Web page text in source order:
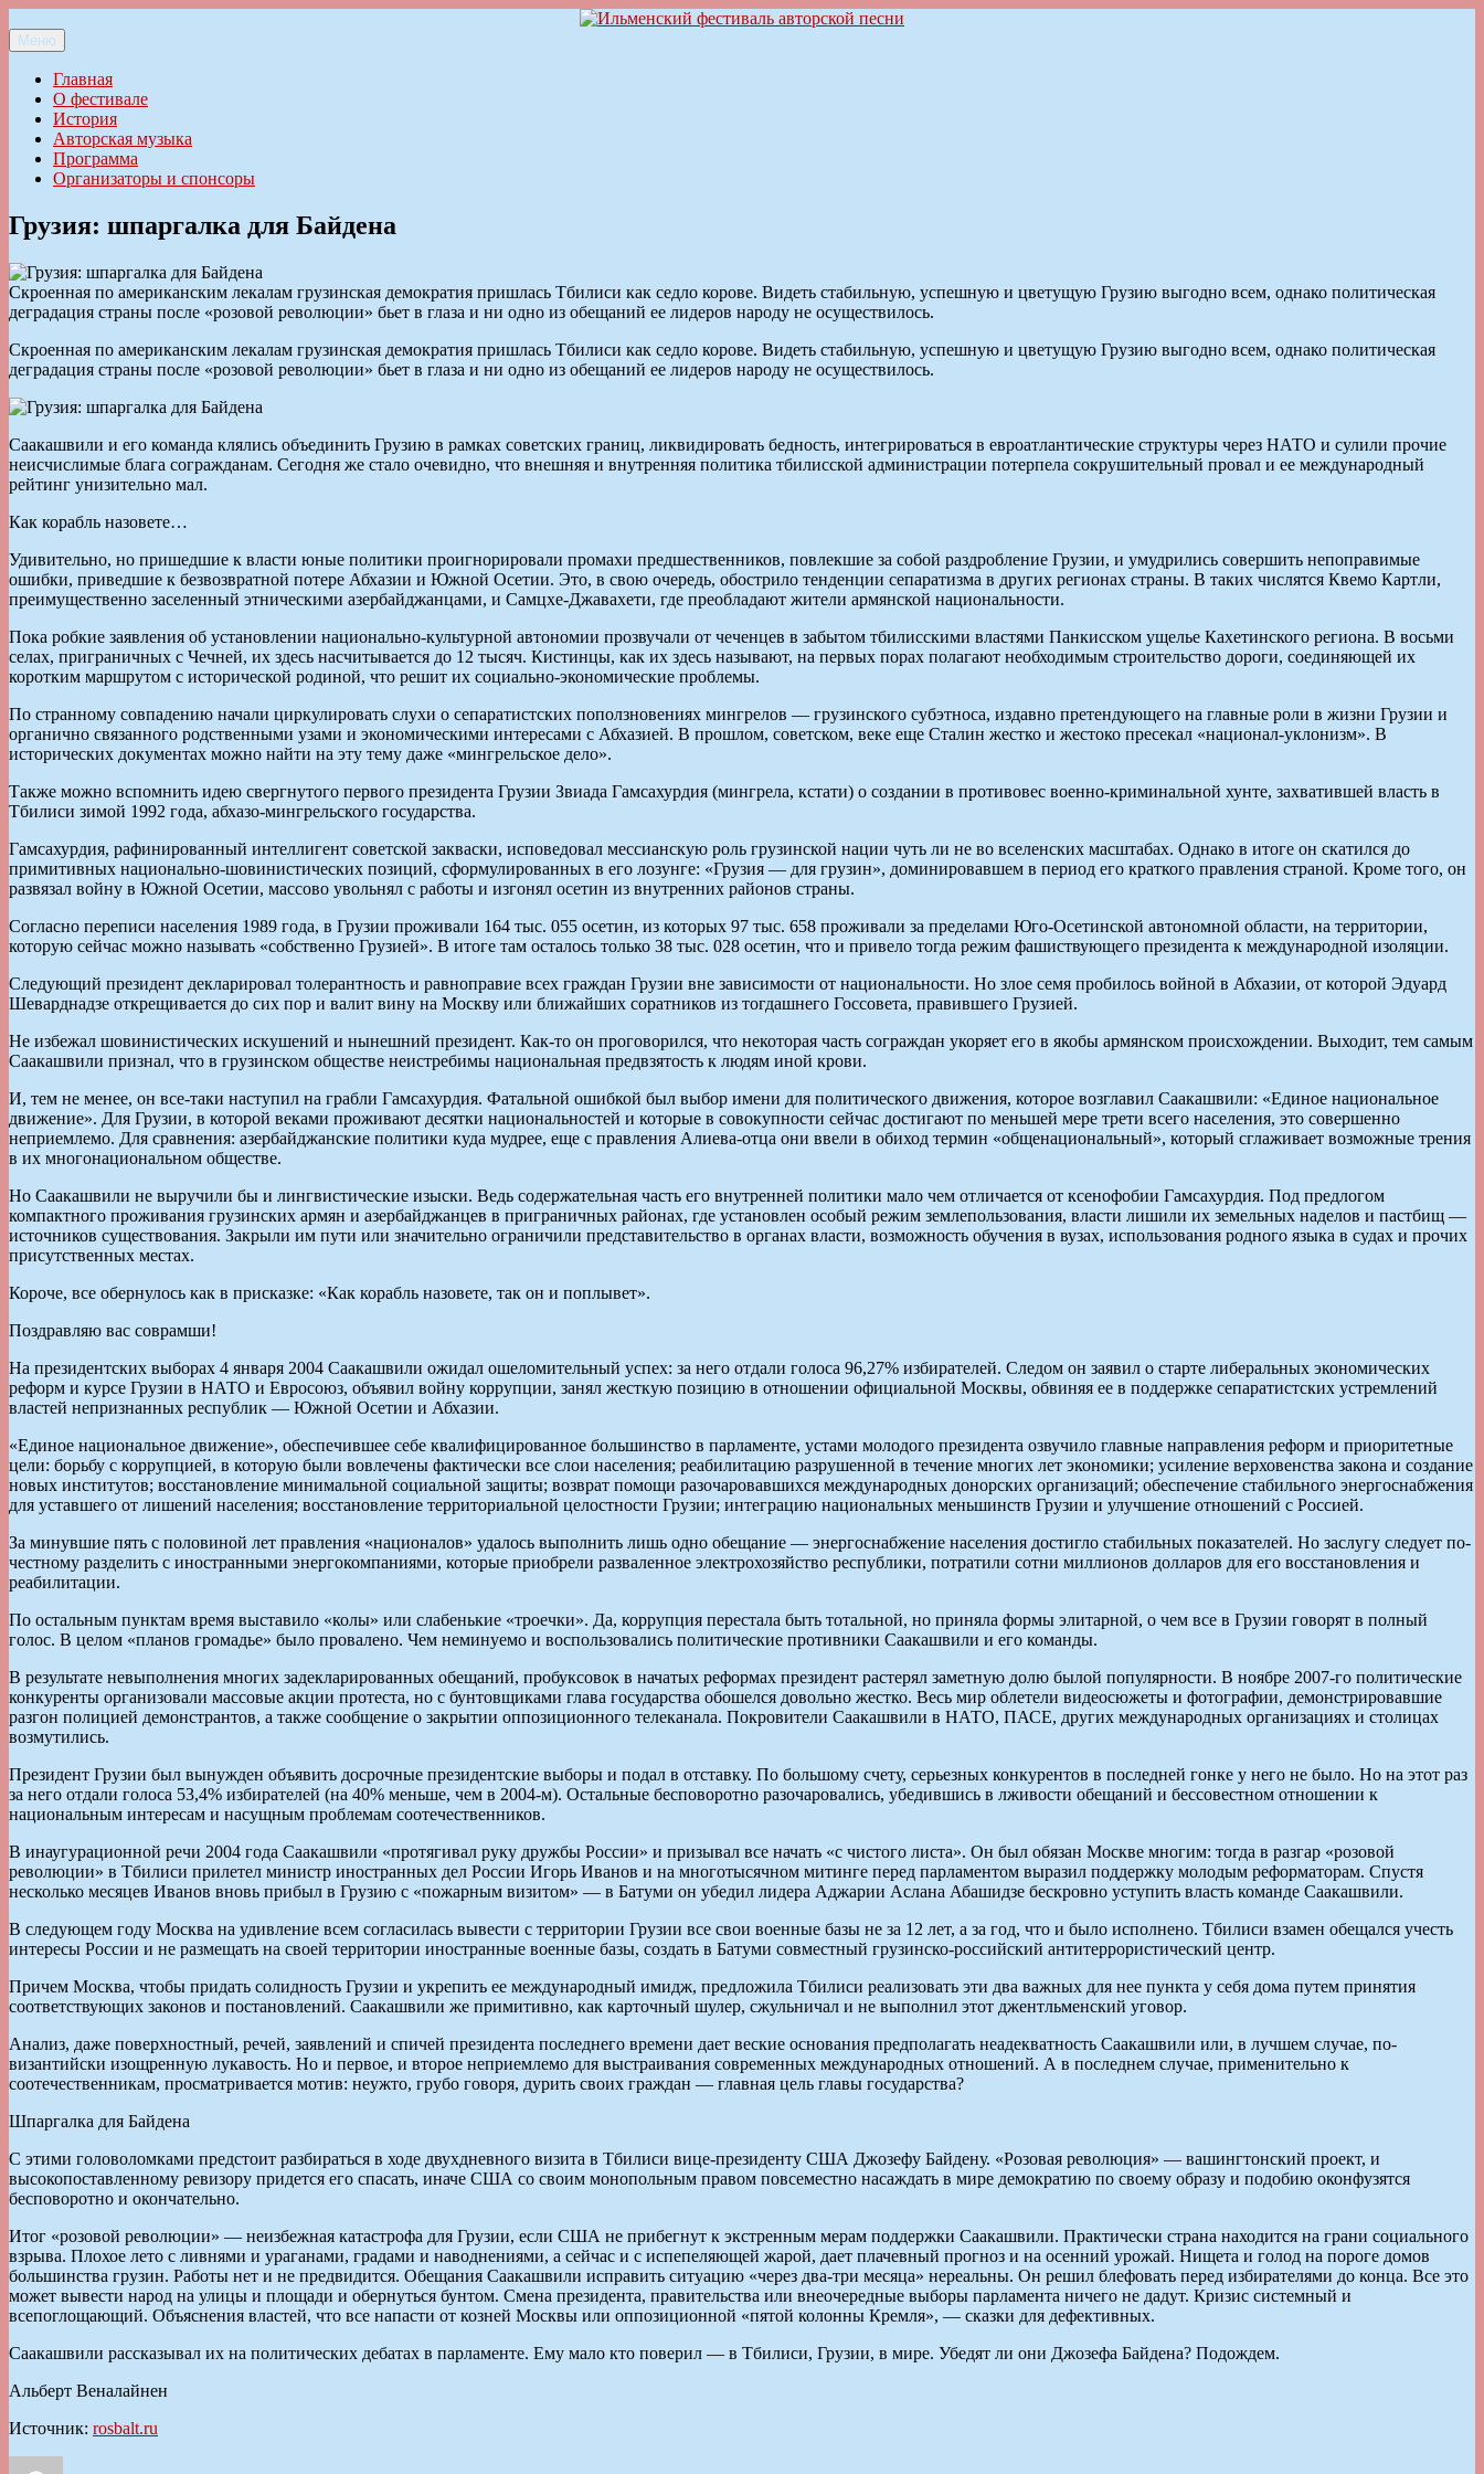
к
содержимому
Ильменский фестиваль авторской песни
Меню
Главная
О фестивале
История
Авторская музыка
Программа
Организаторы и спонсоры
Грузия: шпаргалка для Байдена
Скроенная по американским лекалам грузинская демократия пришлась Тбилиси как седло корове. Видеть стабильную, успешную и цветущую Грузию выгодно всем, однако политическая
деградация страны после «розовой революции» бьет в глаза и ни одно из обещаний ее лидеров народу не осуществилось.
Скроенная по американским лекалам грузинская демократия пришлась Тбилиси как седло корове. Видеть стабильную, успешную и цветущую Грузию выгодно всем, однако политическая
деградация страны после «розовой революции» бьет в глаза и ни одно из обещаний ее лидеров народу не осуществилось.
Саакашвили и его команда клялись объединить Грузию в рамках советских границ, ликвидировать бедность, интегрироваться в евроатлантические структуры через НАТО и сулили прочие
неисчислимые блага согражданам. Сегодня же стало очевидно, что внешняя и внутренняя политика тбилисской администрации потерпела сокрушительный провал и ее международный
рейтинг унизительно мал.
Как корабль назовете…
Удивительно, но пришедшие к власти юные политики проигнорировали промахи предшественников, повлекшие за собой раздробление Грузии, и умудрились совершить непоправимые
ошибки, приведшие к безвозвратной потере Абхазии и Южной Осетии. Это, в свою очередь, обострило тенденции сепаратизма в других регионах страны. В таких числятся Квемо Картли,
преимущественно заселенный этническими азербайджанцами, и Самцхе-Джавахети, где преобладают жители армянской национальности.
Пока робкие заявления об установлении национально-культурной автономии прозвучали от чеченцев в забытом тбилисскими властями Панкисском ущелье Кахетинского региона. В восьми
селах, приграничных с Чечней, их здесь насчитывается до 12 тысяч. Кистинцы, как их здесь называют, на первых порах полагают необходимым строительство дороги, соединяющей их
коротким маршрутом с исторической родиной, что решит их социально-экономические проблемы.
По странному совпадению начали циркулировать слухи о сепаратистских поползновениях мингрелов — грузинского субэтноса, издавно претендующего на главные роли в жизни Грузии и
органично связанного родственными узами и экономическими интересами с Абхазией. В прошлом, советском, веке еще Сталин жестко и жестоко пресекал «национал-уклонизм». В
исторических документах можно найти на эту тему даже «мингрельское дело».
Также можно вспомнить идею свергнутого первого президента Грузии Звиада Гамсахурдия (мингрела, кстати) о создании в противовес военно-криминальной хунте, захватившей власть в
Тбилиси зимой 1992 года, абхазо-мингрельского государства.
Гамсахурдия, рафинированный интеллигент советской закваски, исповедовал мессианскую роль грузинской нации чуть ли не во вселенских масштабах. Однако в итоге он скатился до
примитивных национально-шовинистических позиций, сформулированных в его лозунге: «Грузия — для грузин», доминировавшем в период его краткого правления страной. Кроме того, он
развязал войну в Южной Осетии, массово увольнял с работы и изгонял осетин из внутренних районов страны.
Согласно переписи населения 1989 года, в Грузии проживали 164 тыс. 055 осетин, из которых 97 тыс. 658 проживали за пределами Юго-Осетинской автономной области, на территории,
которую сейчас можно называть «собственно Грузией». В итоге там осталось только 38 тыс. 028 осетин, что и привело тогда режим фашиствующего президента к международной изоляции.
Следующий президент декларировал толерантность и равноправие всех граждан Грузии вне зависимости от национальности. Но злое семя пробилось войной в Абхазии, от которой Эдуард
Шеварднадзе открещивается до сих пор и валит вину на Москву или ближайших соратников из тогдашнего Госсовета, правившего Грузией.
Не избежал шовинистических искушений и нынешний президент. Как-то он проговорился, что некоторая часть сограждан укоряет его в якобы армянском происхождении. Выходит, тем самым
Саакашвили признал, что в грузинском обществе неистребимы национальная предвзятость к людям иной крови.
И, тем не менее, он все-таки наступил на грабли Гамсахурдия. Фатальной ошибкой был выбор имени для политического движения, которое возглавил Саакашвили: «Единое национальное
движение». Для Грузии, в которой веками проживают десятки национальностей и которые в совокупности сейчас достигают по меньшей мере трети всего населения, это совершенно
неприемлемо. Для сравнения: азербайджанские политики куда мудрее, еще с правления Алиева-отца они ввели в обиход термин «общенациональный», который сглаживает возможные трения
в их многонациональном обществе.
Но Саакашвили не выручили бы и лингвистические изыски. Ведь содержательная часть его внутренней политики мало чем отличается от ксенофобии Гамсахурдия. Под предлогом
компактного проживания грузинских армян и азербайджанцев в приграничных районах, где установлен особый режим землепользования, власти лишили их земельных наделов и пастбищ —
источников существования. Закрыли им пути или значительно ограничили представительство в органах власти, возможность обучения в вузах, использования родного языка в судах и прочих
присутственных местах.
Короче, все обернулось как в присказке: «Как корабль назовете, так он и поплывет».
Поздравляю вас соврамши!
На президентских выборах 4 января 2004 Саакашвили ожидал ошеломительный успех: за него отдали голоса 96,27% избирателей. Следом он заявил о старте либеральных экономических
реформ и курсе Грузии в НАТО и Евросоюз, объявил войну коррупции, занял жесткую позицию в отношении официальной Москвы, обвиняя ее в поддержке сепаратистских устремлений
властей непризнанных республик — Южной Осетии и Абхазии.
«Единое национальное движение», обеспечившее себе квалифицированное большинство в парламенте, устами молодого президента озвучило главные направления реформ и приоритетные
цели: борьбу с коррупцией, в которую были вовлечены фактически все слои населения; реабилитацию разрушенной в течение многих лет экономики; усиление верховенства закона и создание
новых институтов; восстановление минимальной социальной защиты; возврат помощи разочаровавшихся международных донорских организаций; обеспечение стабильного энергоснабжения
для уставшего от лишений населения; восстановление территориальной целостности Грузии; интеграцию национальных меньшинств Грузии и улучшение отношений с Россией.
За минувшие пять с половиной лет правления «националов» удалось выполнить лишь одно обещание — энергоснабжение населения достигло стабильных показателей. Но заслугу следует по-
честному разделить с иностранными энергокомпаниями, которые приобрели разваленное электрохозяйство республики, потратили сотни миллионов долларов для его восстановления и
реабилитации.
По остальным пунктам время выставило «колы» или слабенькие «троечки». Да, коррупция перестала быть тотальной, но приняла формы элитарной, о чем все в Грузии говорят в полный
голос. В целом «планов громадье» было провалено. Чем неминуемо и воспользовались политические противники Саакашвили и его команды.
В результате невыполнения многих задекларированных обещаний, пробуксовок в начатых реформах президент растерял заметную долю былой популярности. В ноябре 2007-го политические
конкуренты организовали массовые акции протеста, но с бунтовщиками глава государства обошелся довольно жестко. Весь мир облетели видеосюжеты и фотографии, демонстрировавшие
разгон полицией демонстрантов, а также сообщение о закрытии оппозиционного телеканала. Покровители Саакашвили в НАТО, ПАСЕ, других международных организациях и столицах
возмутились.
Президент Грузии был вынужден объявить досрочные президентские выборы и подал в отставку. По большому счету, серьезных конкурентов в последней гонке у него не было. Но на этот раз
за него отдали голоса 53,4% избирателей (на 40% меньше, чем в 2004-м). Остальные бесповоротно разочаровались, убедившись в лживости обещаний и бессовестном отношении к
национальным интересам и насущным проблемам соотечественников.
В инаугурационной речи 2004 года Саакашвили «протягивал руку дружбы России» и призывал все начать «с чистого листа». Он был обязан Москве многим: тогда в разгар «розовой
революции» в Тбилиси прилетел министр иностранных дел России Игорь Иванов и на многотысячном митинге перед парламентом выразил поддержку молодым реформаторам. Спустя
несколько месяцев Иванов вновь прибыл в Грузию с «пожарным визитом» — в Батуми он убедил лидера Аджарии Аслана Абашидзе бескровно уступить власть команде Саакашвили.
В следующем году Москва на удивление всем согласилась вывести с территории Грузии все свои военные базы не за 12 лет, а за год, что и было исполнено. Тбилиси взамен обещался учесть
интересы России и не размещать на своей территории иностранные военные базы, создать в Батуми совместный грузинско-российский антитеррористический центр.
Причем Москва, чтобы придать солидность Грузии и укрепить ее международный имидж, предложила Тбилиси реализовать эти два важных для нее пункта у себя дома путем принятия
соответствующих законов и постановлений. Саакашвили же примитивно, как карточный шулер, сжульничал и не выполнил этот джентльменский уговор.
Анализ, даже поверхностный, речей, заявлений и спичей президента последнего времени дает веские основания предполагать неадекватность Саакашвили или, в лучшем случае, по-
византийски изощренную лукавость. Но и первое, и второе неприемлемо для выстраивания современных международных отношений. А в последнем случае, применительно к
соотечественникам, просматривается мотив: неужто, грубо говоря, дурить своих граждан — главная цель главы государства?
Шпаргалка для Байдена
С этими головоломками предстоит разбираться в ходе двухдневного визита в Тбилиси вице-президенту США Джозефу Байдену. «Розовая революция» — вашингтонский проект, и
высокопоставленному ревизору придется его спасать, иначе США со своим монопольным правом повсеместно насаждать в мире демократию по своему образу и подобию оконфузятся
бесповоротно и окончательно.
Итог «розовой революции» — неизбежная катастрофа для Грузии, если США не прибегнут к экстренным мерам поддержки Саакашвили. Практически страна находится на грани социального
взрыва. Плохое лето с ливнями и ураганами, градами и наводнениями, а сейчас и с испепеляющей жарой, дает плачевный прогноз и на осенний урожай. Нищета и голод на пороге домов
большинства грузин. Работы нет и не предвидится. Обещания Саакашвили исправить ситуацию «через два-три месяца» нереальны. Он решил блефовать перед избирателями до конца. Все это
может вывести народ на улицы и площади и обернуться бунтом. Смена президента, правительства или внеочередные выборы парламента ничего не дадут. Кризис системный и
всепоглощающий. Объяснения властей, что все напасти от козней Москвы или оппозиционной «пятой колонны Кремля», — сказки для дефективных.
Саакашвили рассказывал их на политических дебатах в парламенте. Ему мало кто поверил — в Тбилиси, Грузии, в мире. Убедят ли они Джозефа Байдена? Подождем.
Альберт Веналайнен
Источник: rosbalt.ru